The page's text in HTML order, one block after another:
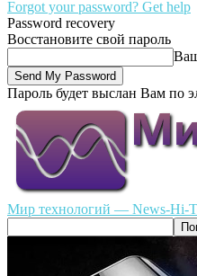
Forgot your password? Get help
Password recovery
Восстановите свой пароль
Пароль будет выслан Вам по
Мир технологий — News-Hi-